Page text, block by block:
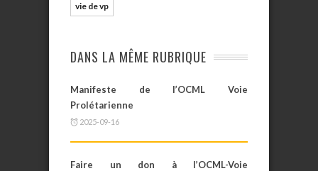
vie de vp
DANS LA MÊME RUBRIQUE
Manifeste de l’OCML Voie
Prolétarienne
2025-09-16
Faire un don à l’OCML-Voie